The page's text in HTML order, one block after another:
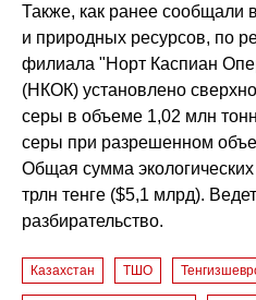
Также, как ранее сообщали
и природных ресурсов, по
филиала "Норт Каспиан
(НКОК) установлено
серы в объеме 1,02 млн
серы при разрешенном
Общая сумма
трлн тенге ($5,1 млрд).
разбирательство.
Казахстан ТШО